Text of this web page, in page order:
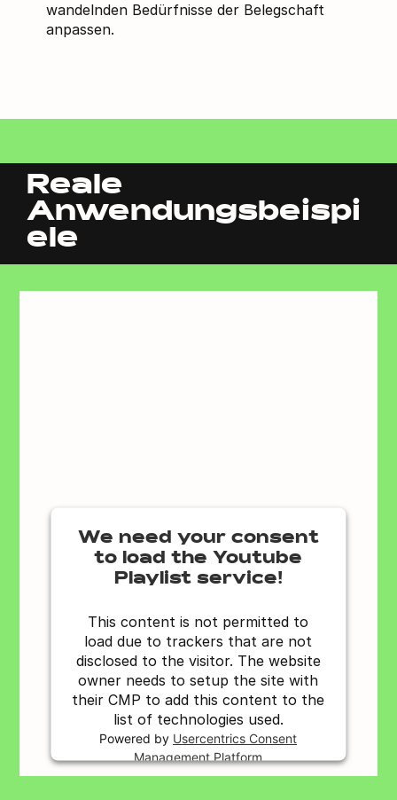
wandelnden Bedürfnisse der Belegschaft
anpassen.
Reale
Anwendungsbeispi
ele
We need your consent
to load the Youtube
Playlist service!
This content is not permitted to
load due to trackers that are not
disclosed to the visitor. The website
owner needs to setup the site with
their CMP to add this content to the
list of technologies used.
Powered by Usercentrics Consent
Management Platform